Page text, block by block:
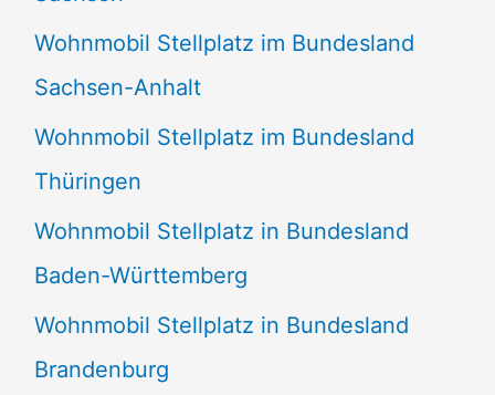
Wohnmobil Stellplatz im Bundesland
Sachsen-Anhalt
Wohnmobil Stellplatz im Bundesland
Thüringen
Wohnmobil Stellplatz in Bundesland
Baden-Württemberg
Wohnmobil Stellplatz in Bundesland
Brandenburg